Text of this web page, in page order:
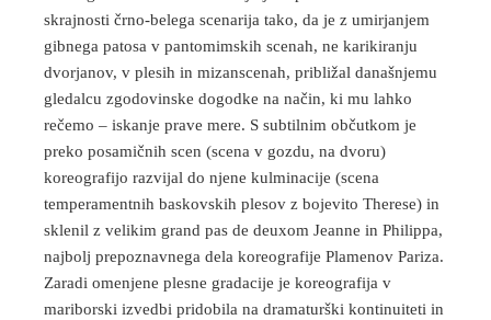
skrajnosti črno-belega scenarija tako, da je z umirjanjem
gibnega patosa v pantomimskih scenah, ne karikiranju
dvorjanov, v plesih in mizanscenah, približal današnjemu
gledalcu zgodovinske dogodke na način, ki mu lahko
rečemo – iskanje prave mere. S subtilnim občutkom je
preko posamičnih scen (scena v gozdu, na dvoru)
koreografijo razvijal do njene kulminacije (scena
temperamentnih baskovskih plesov z bojevito Therese) in
sklenil z velikim grand pas de deuxom Jeanne in Philippa,
najbolj prepoznavnega dela koreografije Plamenov Pariza.
Zaradi omenjene plesne gradacije je koreografija v
mariborski izvedbi pridobila na dramaturški kontinuiteti in